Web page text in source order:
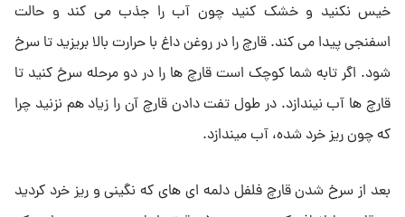
خیس نکنید و خشک کنید چون آب را جذب می کند و حالت
اسفنجی پیدا می کند. قارچ را در روغن داغ با حرارت بالا بریزید تا سرخ
شود. اگر تابه شما کوچک است قارچ ها را در دو مرحله سرخ کنید تا
قارچ ها آب نیندازد. در طول تفت دادن قارچ آن را زیاد هم نزنید چرا
که چون ریز خرد شده، آب میندازد.
بعد از سرخ شدن قارچ فلفل دلمه ای های که نگینی و ریز خرد کردید